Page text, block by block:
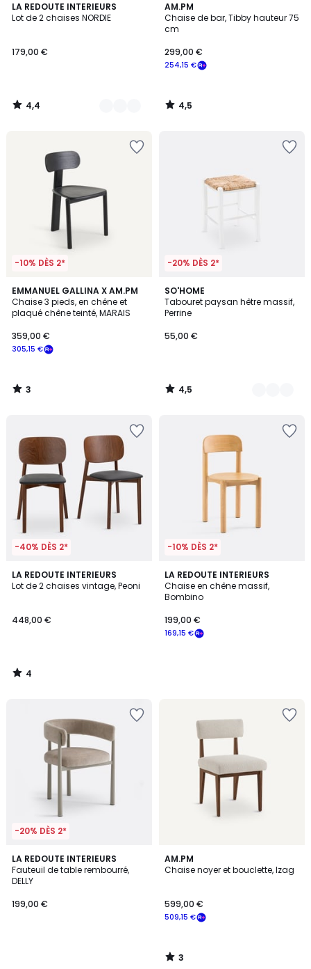
LA REDOUTE INTERIEURS
Lot de 2 chaises NORDIE
179,00 €
4,4
/ 5
2
Couleurs
4,4
/
AM.PM
Chaise de bar, Tibby hauteur 75
cm
254,15 €
299,00 €
4,5
/ 5
4,5
/
-10% DÈS 2*
EMMANUEL GALLINA X AM.PM
Chaise 3 pieds, en chêne et
plaqué chêne teinté, MARAIS
305,15 €
359,00 €
3
/
5
3
/
-20% DÈS 2*
SO'HOME
Tabouret paysan hêtre massif,
Perrine
55,00 €
4,5
/ 5
4
Couleurs
4,5
/
-40% DÈS 2*
LA REDOUTE INTERIEURS
Lot de 2 chaises vintage, Peoni
448,00 €
4
/
4
/
-10% DÈS 2*
LA REDOUTE INTERIEURS
Chaise en chêne massif,
Bombino
169,15 €
199,00 €
-20% DÈS 2*
LA REDOUTE INTERIEURS
Fauteuil de table rembourré,
DELLY
199,00 €
AM.PM
Chaise noyer et bouclette, Izag
509,15 €
599,00 €
3
/
3
/